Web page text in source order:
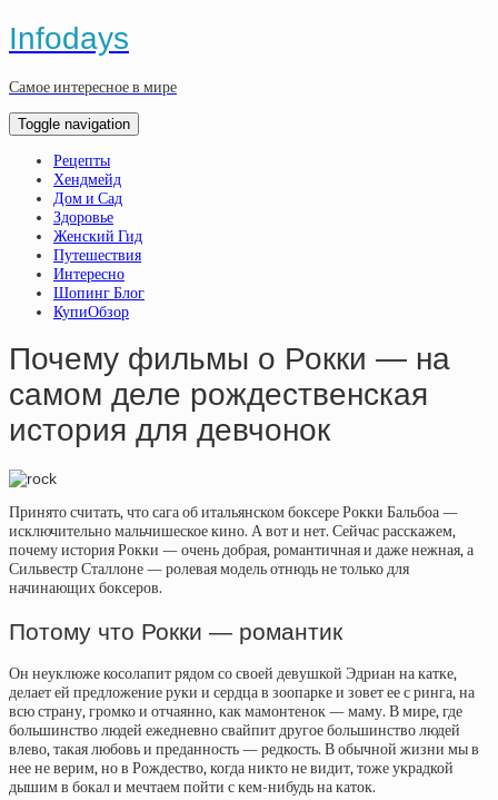
Infodays
Самое интересное в мире
Toggle navigation
Рецепты
Хендмейд
Дом и Сад
Здоровье
Женский Гид
Путешествия
Интересно
Шопинг Блог
КупиОбзор
Почему фильмы о Рокки — на
самом деле рождественская
история для девчонок
Принято считать, что сага об итальянском боксере Рокки Бальбоа —
исключительно мальчишеское кино. А вот и нет. Сейчас расскажем,
почему история Рокки — очень добрая, романтичная и даже нежная, а
Сильвестр Сталлоне — ролевая модель отнюдь не только для
начинающих боксеров.
Потому что Рокки — романтик
Он неуклюже косолапит рядом со своей девушкой Эдриан на катке,
делает ей предложение руки и сердца в зоопарке и зовет ее с ринга, на
всю страну, громко и отчаянно, как мамонтенок — маму. В мире, где
большинство людей ежедневно свайпит другое большинство людей
влево, такая любовь и преданность — редкость. В обычной жизни мы в
нее не верим, но в Рождество, когда никто не видит, тоже украдкой
дышим в бокал и мечтаем пойти с кем-нибудь на каток.